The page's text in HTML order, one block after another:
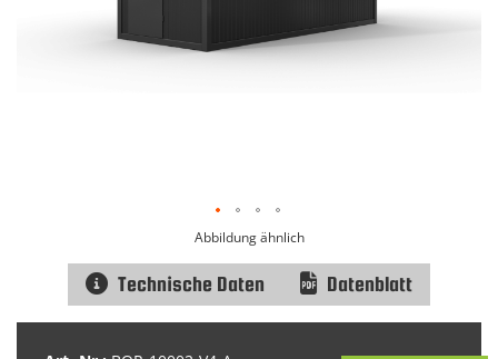
Abbildung ähnlich
Technische Daten Datenblatt
Anfang